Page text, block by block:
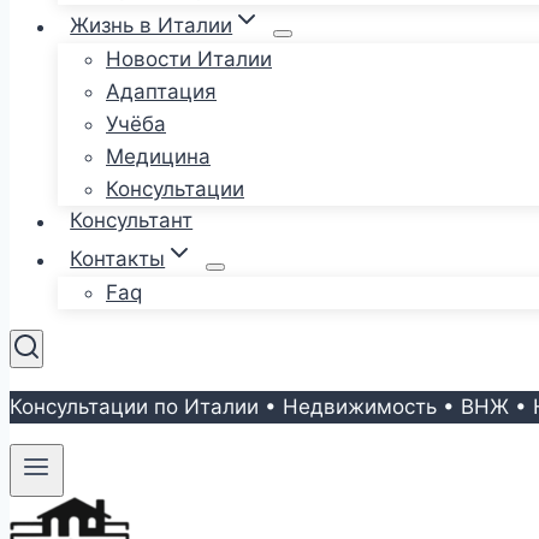
Жизнь в Италии
Новости Италии
Адаптация
Учёба
Медицина
Консультации
Консультант
Контакты
Faq
Консультации по Италии • Недвижимость • ВНЖ •